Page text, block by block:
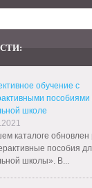
обучение с
пособиями
школе
каталоге обновлен
пособия
школы». В...